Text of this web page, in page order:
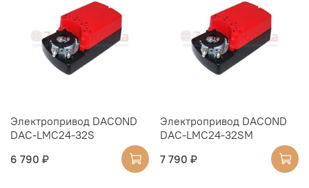
Электропривод DACOND
DAC-LMC24-32S
6 790 ₽
Электропривод DACOND
DAC-LMC24-32SM
7 790 ₽